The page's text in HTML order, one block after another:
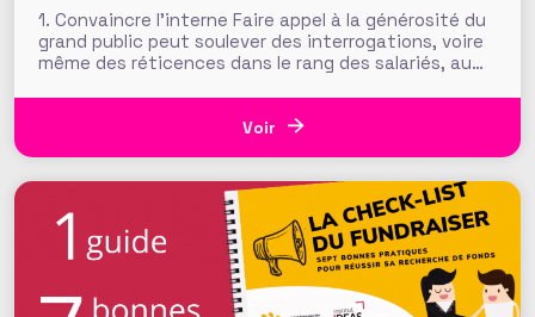
1. Convaincre l’interne Faire appel à la générosité du
grand public peut soulever des interrogations, voire
même des réticences dans le rang des salariés, au
vos bénévoles. Il est donc essentiel de présenter
largement la démarche, son fondement, ses
Voir